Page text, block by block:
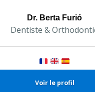
Dr. Berta Furió
Dentiste &
Voir le profil